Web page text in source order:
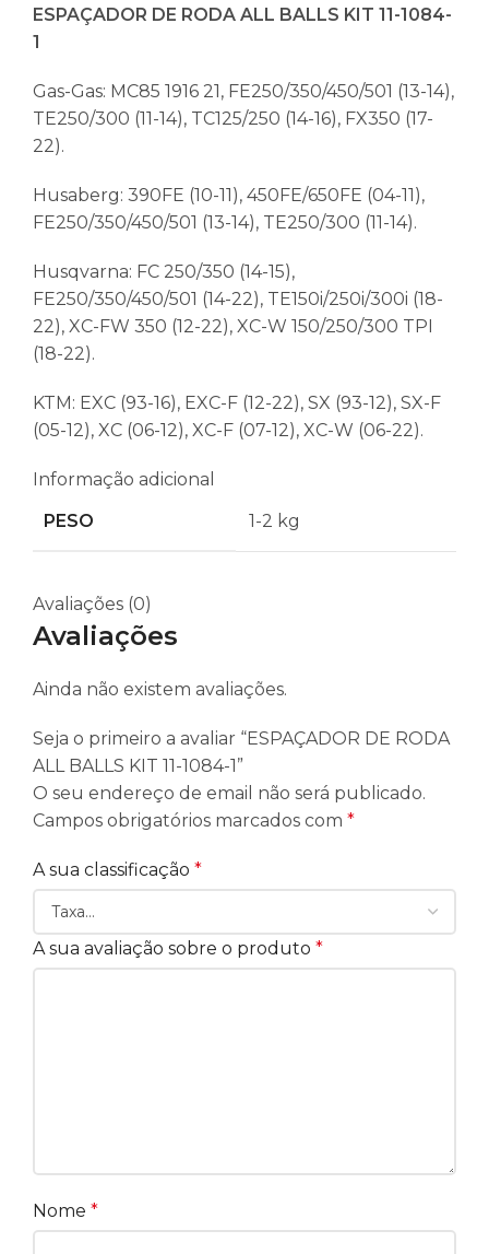
ESPAÇADOR DE RODA ALL BALLS KIT 11-1084-
1
Gas-Gas: MC85 1916 21, FE250/350/450/501 (13-14),
TE250/300 (11-14), TC125/250 (14-16), FX350 (17-
22).
Husaberg: 390FE (10-11), 450FE/650FE (04-11),
FE250/350/450/501 (13-14), TE250/300 (11-14).
Husqvarna: FC 250/350 (14-15),
FE250/350/450/501 (14-22), TE150i/250i/300i (18-
22), XC-FW 350 (12-22), XC-W 150/250/300 TPI
(18-22).
KTM: EXC (93-16), EXC-F (12-22), SX (93-12), SX-F
(05-12), XC (06-12), XC-F (07-12), XC-W (06-22).
Informação adicional
PESO
1-2 kg
Avaliações (0)
Avaliações
Ainda não existem avaliações.
Seja o primeiro a avaliar “ESPAÇADOR DE RODA
ALL BALLS KIT 11-1084-1”
O seu endereço de email não será publicado.
Campos obrigatórios marcados com *
A sua classificação *
A sua avaliação sobre o produto *
Nome *